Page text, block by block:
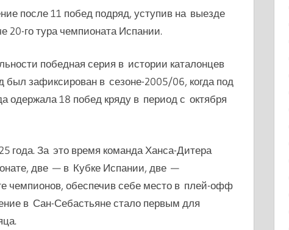
после 11 побед подряд, уступив на выезде
20-го тура чемпионата Испании.
победная серия в истории каталонцев
зафиксирован в сезоне-2005/06, когда под
одержала 18 побед кряду в период с октября
года. За это время команда Ханса-Дитера
две — в Кубке Испании, две —
чемпионов, обеспечив себе место в плей-офф
в Сан-Себастьяне стало первым для